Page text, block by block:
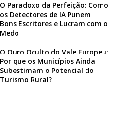
O Paradoxo da Perfeição: Como
os Detectores de IA Punem
Bons Escritores e Lucram com o
Medo
O Ouro Oculto do Vale Europeu:
Por que os Municípios Ainda
Subestimam o Potencial do
Turismo Rural?